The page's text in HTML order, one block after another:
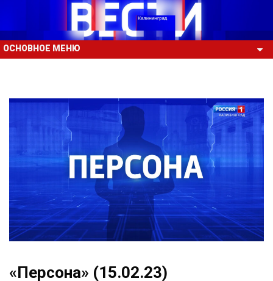
ОСНОВНОЕ МЕНЮ
«Персона» (15.02.23)